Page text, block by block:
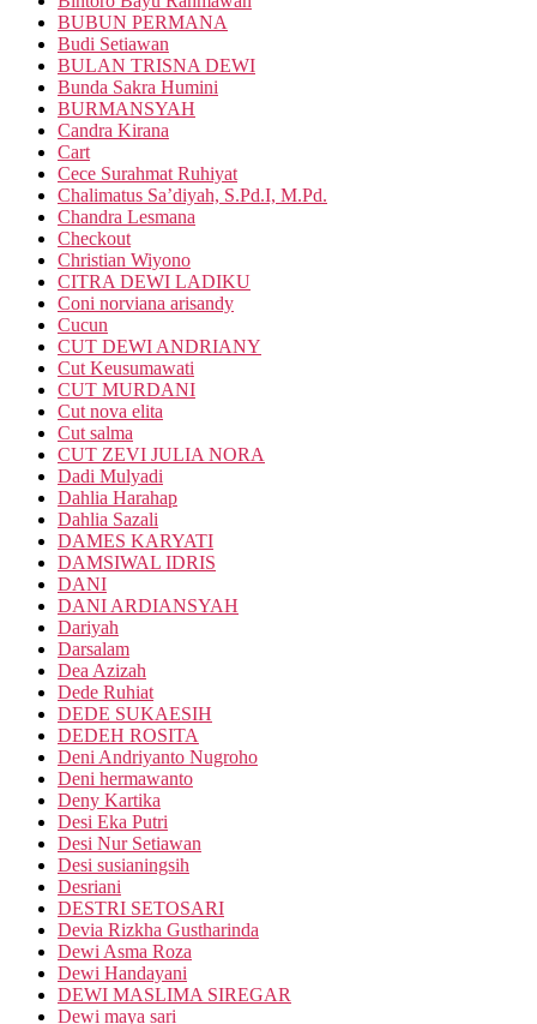
BUBUN PERMANA
Budi Setiawan
BULAN TRISNA DEWI
Bunda Sakra Humini
BURMANSYAH
Candra Kirana
Cart
Cece Surahmat Ruhiyat
Chalimatus Sa’diyah, S.Pd.I, M.Pd.
Chandra Lesmana
Checkout
Christian Wiyono
CITRA DEWI LADIKU
Coni norviana arisandy
Cucun
CUT DEWI ANDRIANY
Cut Keusumawati
CUT MURDANI
Cut nova elita
Cut salma
CUT ZEVI JULIA NORA
Dadi Mulyadi
Dahlia Harahap
Dahlia Sazali
DAMES KARYATI
DAMSIWAL IDRIS
DANI
DANI ARDIANSYAH
Dariyah
Darsalam
Dea Azizah
Dede Ruhiat
DEDE SUKAESIH
DEDEH ROSITA
Deni Andriyanto Nugroho
Deni hermawanto
Deny Kartika
Desi Eka Putri
Desi Nur Setiawan
Desi susianingsih
Desriani
DESTRI SETOSARI
Devia Rizkha Gustharinda
Dewi Asma Roza
Dewi Handayani
DEWI MASLIMA SIREGAR
Dewi maya sari